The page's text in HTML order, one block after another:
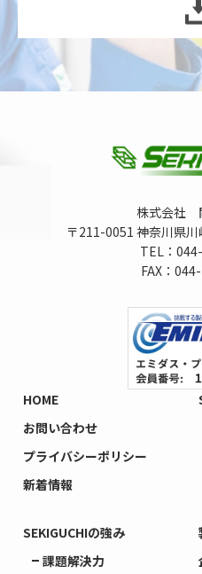
株式会社
〒211-0051 神奈川県
TEL：
FAX：
HOME
お問い合わせ
プライバシーポリシー
新着情報
SEKIGUCHIの強み
課題解決力